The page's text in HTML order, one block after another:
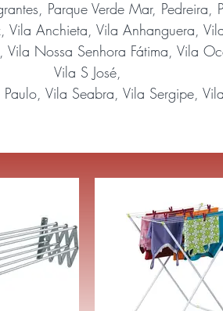
Parque Verde Mar, Pedreira,
Vila Anchieta, Vila Anhanguera,
Nossa Senhora Fátima, Vila
Vila S José,
Vila Seabra, Vila Sergipe,